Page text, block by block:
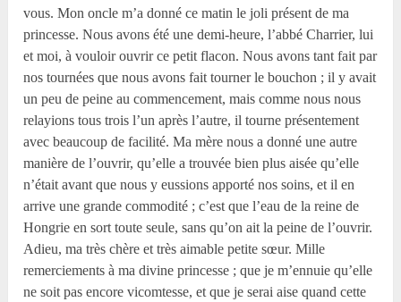
vous. Mon oncle m’a donné ce matin le joli présent de ma
princesse. Nous avons été une demi-heure, l’abbé Charrier, lui
et moi, à vouloir ouvrir ce petit flacon. Nous avons tant fait par
nos tournées que nous avons fait tourner le bouchon ; il y avait
un peu de peine au commencement, mais comme nous nous
relayions tous trois l’un après l’autre, il tourne présentement
avec beaucoup de facilité. Ma mère nous a donné une autre
manière de l’ouvrir, qu’elle a trouvée bien plus aisée qu’elle
n’était avant que nous y eussions apporté nos soins, et il en
arrive une grande commodité ; c’est que l’eau de la reine de
Hongrie en sort toute seule, sans qu’on ait la peine de l’ouvrir.
Adieu, ma très chère et très aimable petite sœur. Mille
remerciements à ma divine princesse ; que je m’ennuie qu’elle
ne soit pas encore vicomtesse, et que je serai aise quand cette